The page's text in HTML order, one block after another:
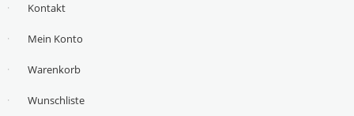
Kontakt
Mein Konto
Warenkorb
Wunschliste